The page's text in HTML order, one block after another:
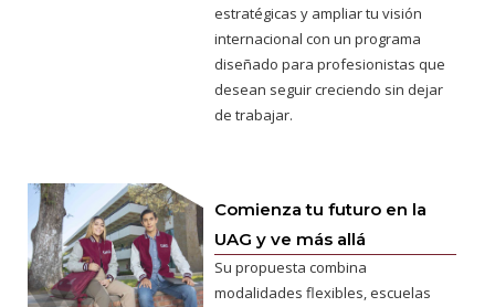
estratégicas y ampliar tu visión
internacional con un programa
diseñado para profesionistas que
desean seguir creciendo sin dejar
de trabajar.
Comienza tu futuro en la
UAG y ve más allá
Su propuesta combina
modalidades flexibles, escuelas